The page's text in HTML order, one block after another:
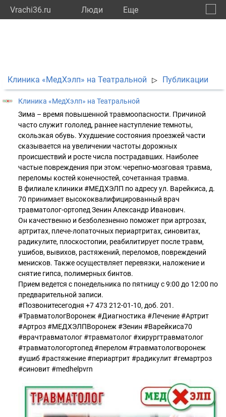
Vrachi36.ru Люди Eще
Клиника «МедХэлп» на Театральной ▷ Публикации
Клиника «МедХэлп» на Театральной
Зима – время повышенной травмоопасности. Причиной
часто служит гололед, раннее наступление темноты,
скользкая обувь. Ухудшение состояния проезжей части
сказывается на увеличении частоты дорожных
происшествий и росте числа пострадавших. Наиболее
частые повреждения при этом: черепно-мозговая травма,
переломы костей конечностей, сочетанная травма.
В филиале клиники #МЕДХЭЛП по адресу ул. Варейкиса, д.
70 принимает высококвалифицированный врач
травматолог-ортопед Зенин Александр Иванович.
Он качественно и безболезненно поможет при артрозах,
артритах, плече-лопаточных периартритах, синовитах,
радикулите, плоскостопии, реабилитирует после травм,
ушибов, вывихов, растяжений, переломов, повреждений
менисков. Также осуществляет перевязки, наложение и
снятие гипса, полимерных бинтов.
Прием ведется с понедельника по пятницу с 9:00 до 12:00 по
предварительной записи.
#Позвонитесегодня +7 473 212-01-10, доб. 201.
#ТравматологВоронеж #Диагностика #Лечение #Артрит
#Артроз #МЕДХЭЛПВоронеж #Зенин #Варейкиса70
#врачтравматолог #травматолог #хирургтравматолог
#травматологортопед #перелом #травматологворонеж
#ушиб #растяжение #периартрит #радикулит #гемартроз
#синовит #medhelpvrn